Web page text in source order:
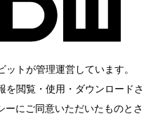
トが管理運営しています。
を閲覧・使用・ダウンロードさ
にご同意いただいたものとさ